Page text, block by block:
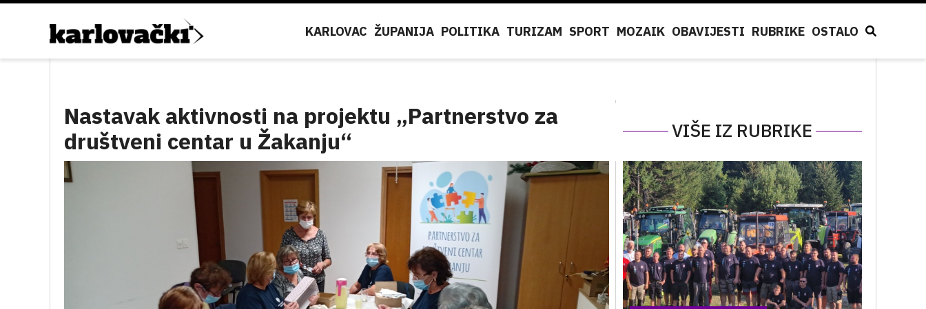
KARLOVAC ŽUPANIJA POLITIKA TURIZAM SPORT MOZAIK OBAVIJESTI RUBRIKE OSTALO
Nastavak aktivnosti na projektu „Partnerstvo za
društveni centar u Žakanju“
VIŠE IZ RUBRIKE